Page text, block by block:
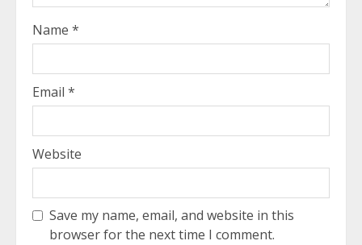
Name *
Email *
Website
Save my name, email, and website in this
browser for the next time I comment.